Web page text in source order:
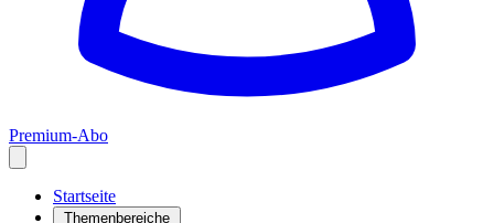
Premium-Abo
Startseite
Themenbereiche